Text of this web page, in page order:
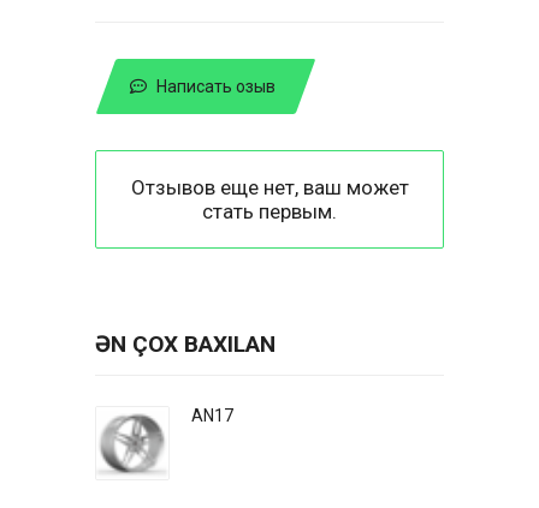
Написать озыв
Отзывов еще нет, ваш может
стать первым.
ƏN ÇOX BAXILAN
AN17